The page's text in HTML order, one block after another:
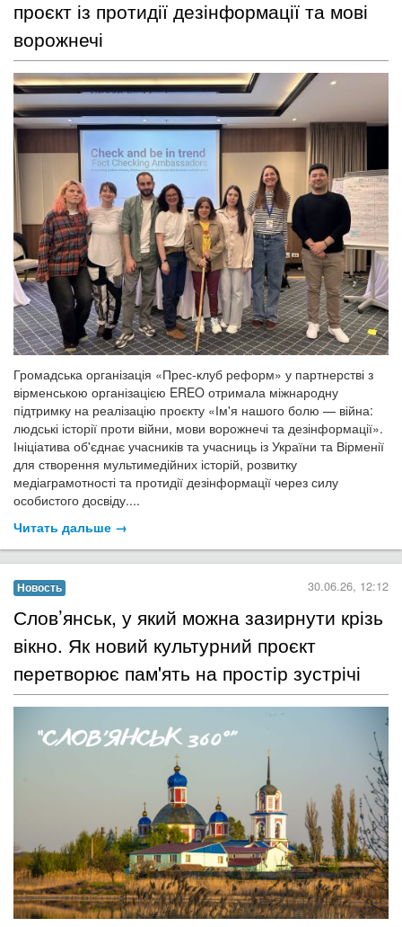
проєкт із протидії дезінформації та мові
ворожнечі
Громадська організація «Прес-клуб реформ» у партнерстві з
вірменською організацією EREO отримала міжнародну
підтримку на реалізацію проєкту «Ім'я нашого болю — війна:
людські історії проти війни, мови ворожнечі та дезінформації».
Ініціатива об'єднає учасників та учасниць із України та Вірменії
для створення мультимедійних історій, розвитку
медіаграмотності та протидії дезінформації через силу
особистого досвіду....
Читать дальше →
Новость 30.06.26, 12:12
​Слов’янськ, у який можна зазирнути крізь
вікно. Як новий культурний проєкт
перетворює пам'ять на простір зустрічі